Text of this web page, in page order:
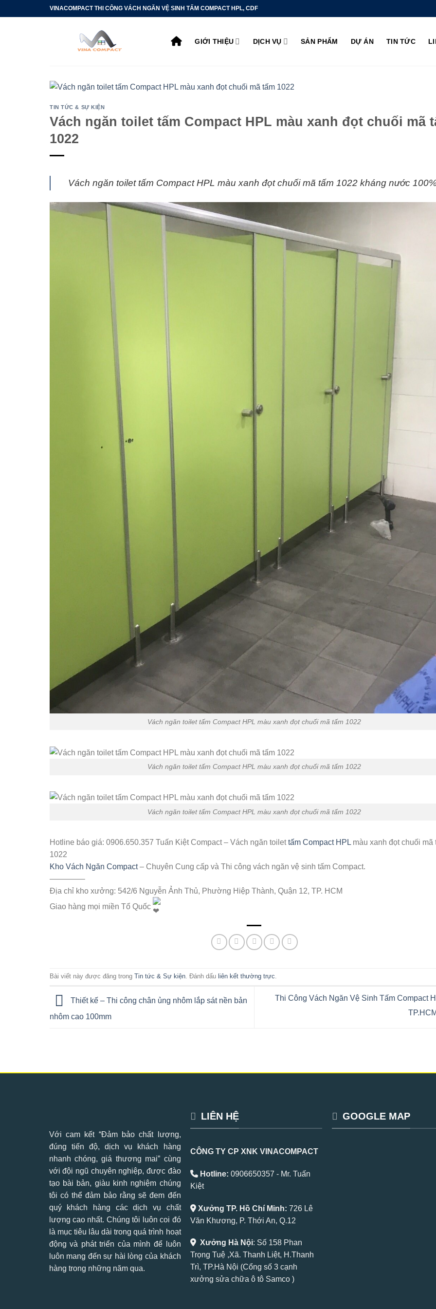
qua
VINACOMPACT THI CÔNG VÁCH NGĂN VỆ SINH TẤM COMPACT HPL, CDF
GIỚI THIỆU DỊCH VỤ SẢN PHẨM DỰ ÁN TIN TỨC
TIN TỨC & SỰ KIỆN
Vách ngăn toilet tấm Compact HPL màu xanh đọt chuối mã
1022
Vách ngăn toilet tấm Compact HPL màu xanh đọt chuối mã tấm 1022 kháng nước
Vách ngăn toilet tấm Compact HPL màu xanh đọt chuối mã tấm 1022
Vách ngăn toilet tấm Compact HPL màu xanh đọt chuối mã tấm 1022
Vách ngăn toilet tấm Compact HPL màu xanh đọt chuối mã tấm 1022
Hotline báo giá: 0906.650.357 Tuấn Kiệt Compact – Vách ngăn toilettấm Compact HPL màu xanh đọt chuối mã
1022
Kho Vách Ngăn Compact– Chuyên Cung cấp và Thi công vách ngăn vệ sinh tấm Compact.
————–
Địa chỉ kho xưởng: 542/6 Nguyễn Ảnh Thủ, Phường Hiệp Thành, Quận 12, TP. HCM
Giao hàng mọi miền Tổ Quốc
Bài viết này được đăng trong Tin tức & Sự kiện. Đánh dấu liên kết thường trực.
Thiết kế – Thi công chân ủng nhôm lắp sát nền bản
nhôm cao 100mm
Thi Công Vách Ngăn Vệ Sinh Tấm Compact
Với cam kết “Đảm bảo chất lượng,
đúng tiến độ, dịch vụ khách hàng
nhanh chóng, giá thương mai” cùng
với đội ngũ chuyên nghiệp, được đào
tạo bài bản, giàu kinh nghiệm chúng
tôi có thể đảm bảo rằng sẽ đem đến
quý khách hàng các dịch vụ chất
lượng cao nhất. Chúng tôi luôn coi đó
là mục tiêu lâu dài trong quá trình hoạt
động và phát triển của mình để luôn
luôn mang đến sự hài lòng của khách
hàng trong những năm qua.
LIÊN HỆ
CÔNG TY CP XNK VINACOMPACT
Hotline: 0906650357 - Mr. Tuấn
Kiệt
Xưởng TP. Hồ Chí Minh: 726 Lê
Văn Khương, P. Thới An, Q.12
Xưởng Hà Nội: Số 158 Phan
Trọng Tuệ ,Xã. Thanh Liệt, H.Thanh
Trì, TP.Hà Nội (Cổng số 3 cạnh
xưởng sửa chữa ô tô Samco )
GOOGLE MAP